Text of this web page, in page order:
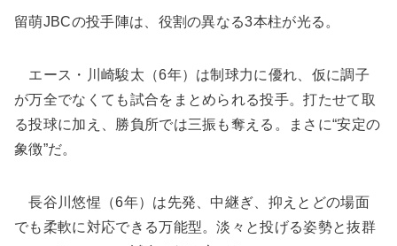
留萌JBCの投手陣は、役割の異なる3本柱が光る。
エース・川崎駿太（6年）は制球力に優れ、仮に調子
が万全でなくても試合をまとめられる投手。打たせて取
る投球に加え、勝負所では三振も奪える。まさに“安定の
象徴”だ。
長谷川悠惺（6年）は先発、中継ぎ、抑えとどの場面
でも柔軟に対応できる万能型。淡々と投げる姿勢と抜群